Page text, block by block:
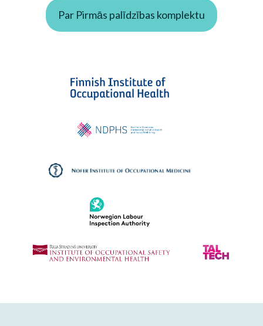
Par Pirmās palīdzības komplektu